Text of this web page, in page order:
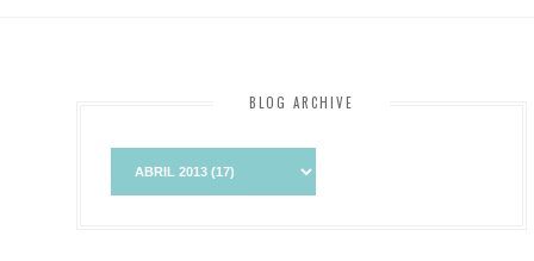
BLOG ARCHIVE